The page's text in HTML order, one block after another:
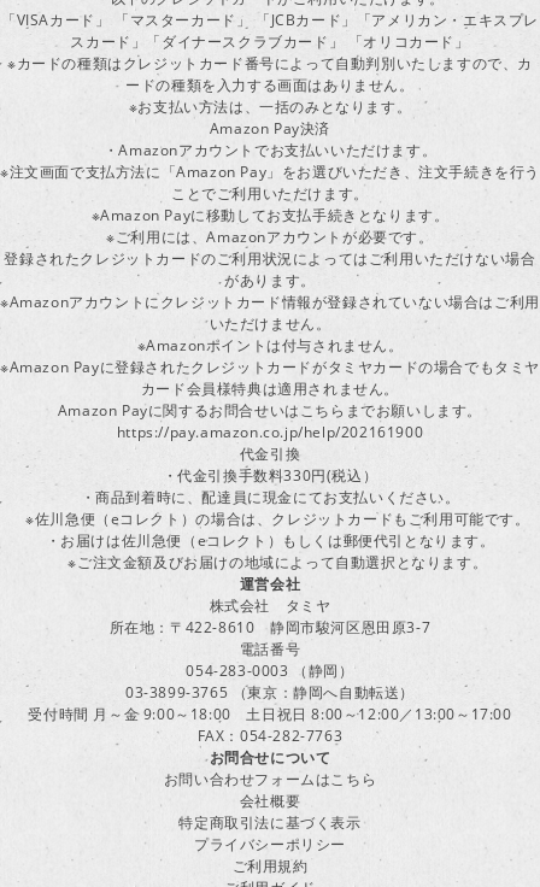
「VISAカード」 「マスターカード」 「JCBカード」「アメリカン・エキスプレ
スカード」「ダイナースクラブカード」 「オリコカード」
※カードの種類はクレジットカード番号によって自動判別いたしますので、カ
ードの種類を入力する画面はありません。
※お支払い方法は、一括のみとなります。
Amazon Pay決済
・Amazonアカウントでお支払いいただけます。
※注文画面で支払方法に「Amazon Pay」をお選びいただき、注文手続きを行う
ことでご利用いただけます。
※Amazon Payに移動してお支払手続きとなります。
※ご利用には、Amazonアカウントが必要です。
登録されたクレジットカードのご利用状況によってはご利用いただけない場合
があります。
※Amazonアカウントにクレジットカード情報が登録されていない場合はご利用
いただけません。
※Amazonポイントは付与されません。
※Amazon Payに登録されたクレジットカードがタミヤカードの場合でもタミヤ
カード会員様特典は適用されません。
Amazon Payに関するお問合せいはこちらまでお願いします。
https://pay.amazon.co.jp/help/202161900
代金引換
・代金引換手数料330円(税込）
・商品到着時に、配達員に現金にてお支払いください。
※佐川急便（eコレクト）の場合は、クレジットカードもご利用可能です。
・お届けは佐川急便（eコレクト）もしくは郵便代引となります。
※ご注文金額及びお届けの地域によって自動選択となります。
運営会社
株式会社 タミヤ
所在地：〒422-8610 静岡市駿河区恩田原3-7
電話番号
054-283-0003 （静岡）
03-3899-3765 （東京：静岡へ自動転送）
受付時間 月～金 9:00～18:00 土日祝日 8:00～12:00／13:00～17:00
FAX：054-282-7763
お問合せについて
お問い合わせフォームはこちら
会社概要
特定商取引法に基づく表示
プライバシーポリシー
ご利用規約